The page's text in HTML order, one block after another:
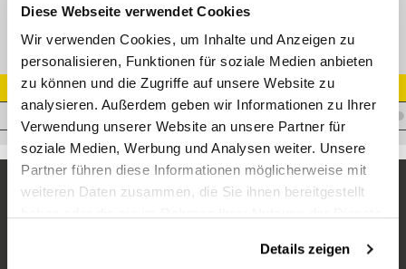
Diese Webseite verwendet Cookies
Wir verwenden Cookies, um Inhalte und Anzeigen zu
personalisieren, Funktionen für soziale Medien anbieten
zu können und die Zugriffe auf unsere Website zu
analysieren. Außerdem geben wir Informationen zu Ihrer
Verwendung unserer Website an unsere Partner für
soziale Medien, Werbung und Analysen weiter. Unsere
Partner führen diese Informationen möglicherweise mit
weiteren Daten zusammen, die Sie ihnen bereitgestellt
Details zeigen
Artikel Nr.